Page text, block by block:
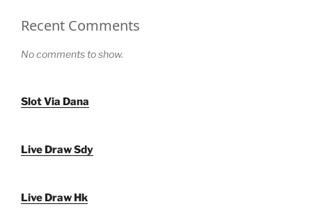
Recent Comments
No comments to show.
Slot Via Dana
Live Draw Sdy
Live Draw Hk